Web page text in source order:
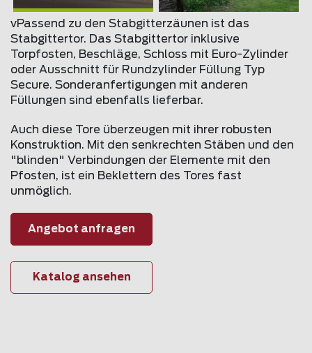
vPassend zu den Stabgitterzäunen ist das
Stabgittertor. Das Stabgittertor inklusive
Torpfosten, Beschläge, Schloss mit Euro-Zylinder
oder Ausschnitt für Rundzylinder Füllung Typ
Secure. Sonderanfertigungen mit anderen
Füllungen sind ebenfalls lieferbar.
Auch diese Tore überzeugen mit ihrer robusten
Konstruktion. Mit den senkrechten Stäben und den
"blinden" Verbindungen der Elemente mit den
Pfosten, ist ein Beklettern des Tores fast
unmöglich.
Angebot anfragen
Katalog ansehen